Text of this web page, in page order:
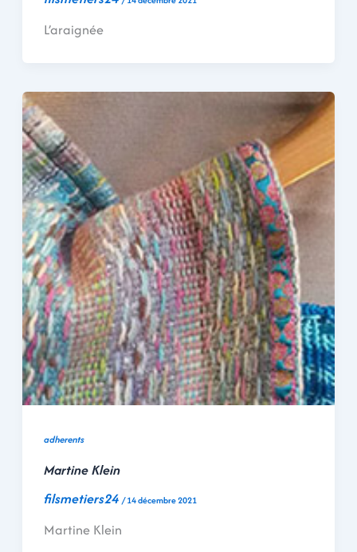
L’araignée
adherents
Martine Klein
filsmetiers24/14 décembre 2021
Martine Klein